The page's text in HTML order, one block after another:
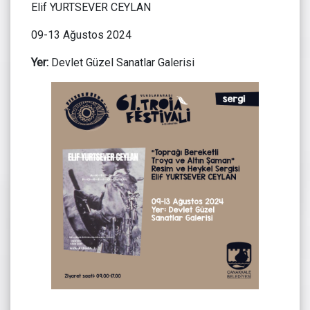
Elif YURTSEVER CEYLAN
09-13 Ağustos 2024
Yer: Devlet Güzel Sanatlar Galerisi